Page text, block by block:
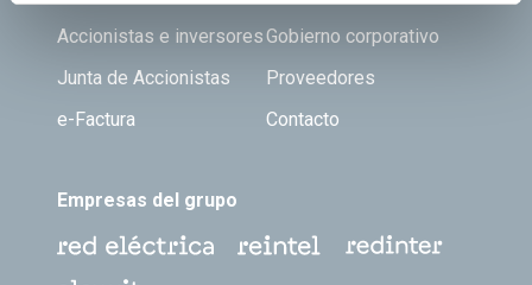
Accionistas e inversoresGobierno corporativo
Junta de Accionistas
Proveedores
e-Factura
Contacto
Empresas del grupo